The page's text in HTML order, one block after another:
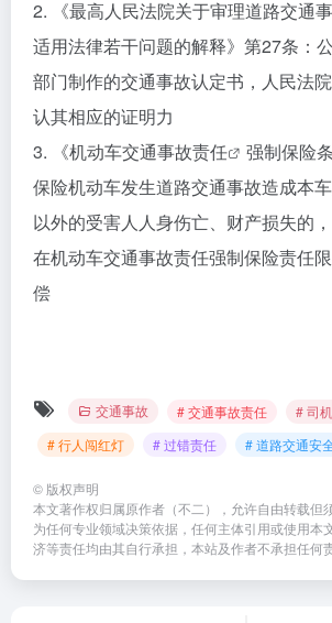
2. 《最高人民法院关于审理道路交通
适用法律若干问题的解释》第27条：
部门制作的交通事故认定书，人民法
认其相应的证明力
3. 《机动车交通事故责任
强制保险
保险机动车发生道路交通事故造成本
以外的受害人人身伤亡、财产损失的
在机动车交通事故责任强制保险责任
偿
交通事故 # 交通事故责任
# 司
# 行人闯红灯
# 过错责任 # 道路交通安
© 版权声明
本文著作权归属原作者（不二），允许自由转载但
为任何专业领域决策依据，任何主体引用或使用本
济等责任均由其自行承担，本站及作者不承担任何责